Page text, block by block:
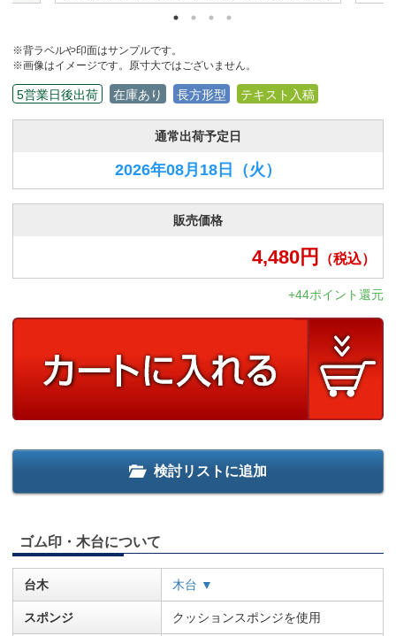
※背ラベルや印面はサンプルです。
※画像はイメージです。原寸大ではございません。
5営業日後出荷 在庫あり 長方形型 テキスト入稿
通常出荷予定日
2026年08月18日 （火）
販売価格
4,480円 （税込）
+44ポイント還元
検討リストに追加
ゴム印・木台について
台木 木台 ▼
スポンジ クッションスポンジを使用